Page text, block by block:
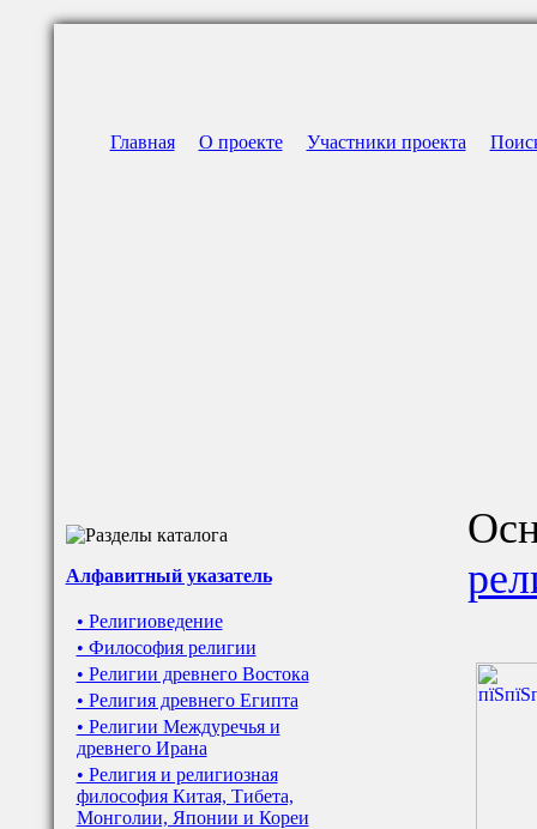
Главная О проекте Участники проекта
Алфавитный указатель
• Религиоведение
• Философия религии
• Религии древнего Востока
• Религия древнего Египта
• Религии Междуречья и
древнего Ирана
• Религия и религиозная
философия Китая, Тибета,
Монголии, Японии и Кореи